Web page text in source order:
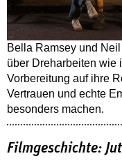
Bella Ramsey und
über Dreharbeiten wie
Vorbereitung auf ihre
Vertrauen und echte
besonders machen.
Filmgeschichte: